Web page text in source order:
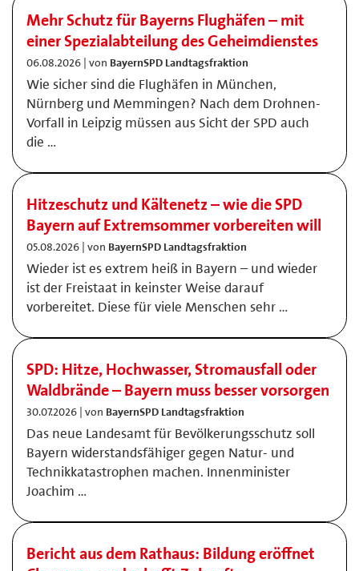
Mehr Schutz für Bayerns Flughäfen – mit
einer Spezialabteilung des Geheimdienstes
06.08.2026 | von BayernSPD Landtagsfraktion
Wie sicher sind die Flughäfen in München,
Nürnberg und Memmingen? Nach dem Drohnen-
Vorfall in Leipzig müssen aus Sicht der SPD auch
die …
Hitzeschutz und Kältenetz – wie die SPD
Bayern auf Extremsommer vorbereiten will
05.08.2026 | von BayernSPD Landtagsfraktion
Wieder ist es extrem heiß in Bayern – und wieder
ist der Freistaat in keinster Weise darauf
vorbereitet. Diese für viele Menschen sehr …
SPD: Hitze, Hochwasser, Stromausfall oder
Waldbrände – Bayern muss besser vorsorgen
30.07.2026 | von BayernSPD Landtagsfraktion
Das neue Landesamt für Bevölkerungsschutz soll
Bayern widerstandsfähiger gegen Natur- und
Technikkatastrophen machen. Innenminister
Joachim …
Bericht aus dem Rathaus: Bildung eröffnet